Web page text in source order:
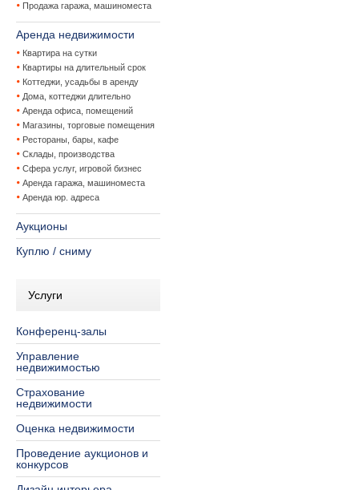
Продажа гаража, машиноместа
Аренда недвижимости
Квартира на сутки
Квартиры на длительный срок
Коттеджи, усадьбы в аренду
Дома, коттеджи длительно
Аренда офиса, помещений
Магазины, торговые помещения
Рестораны, бары, кафе
Склады, производства
Сфера услуг, игровой бизнес
Аренда гаража, машиноместа
Аренда юр. адреса
Аукционы
Куплю / сниму
Услуги
Конференц-залы
Управление
недвижимостью
Страхование
недвижимости
Оценка недвижимости
Проведение аукционов и
конкурсов